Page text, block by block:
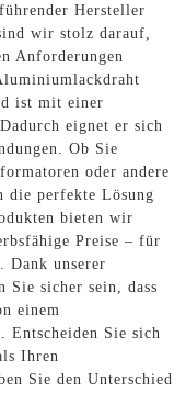
Hersteller
wir stolz darauf,
Anforderungen
ist mit einer
eignet er sich
Ob Sie
oder andere
die perfekte Lösung
bieten wir
Preise – für
Dank unserer
Sie sicher sein, dass
einem
Entscheiden Sie sich
Ihren
Sie den Unterschied